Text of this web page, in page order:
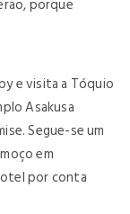
porque
e visita a Tóquio
Asakusa
Segue-se um
em
por conta